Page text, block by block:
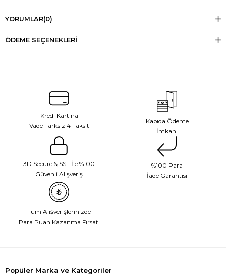
YORUMLAR(0)
ÖDEME SEÇENEKLERI
Kredi Kartına
Vade Farksız 4 Taksit
Kapıda Ödeme
İmkanı
3D Secure & SSL İle %100
Güvenli Alışveriş
%100 Para
İade Garantisi
Tüm Alışverişlerinizde
Para Puan Kazanma Fırsatı
Popüler Marka ve Kategoriler